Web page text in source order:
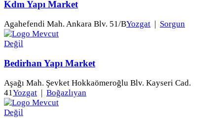
Kdm Yapı Market
Agahefendi Mah. Ankara Blv. 51/BYozgat | Sorgun
Bedirhan Yapı Market
Aşağı Mah. Şevket Hokkaömeroğlu Blv. Kayseri Cad.
41Yozgat | Boğazlıyan